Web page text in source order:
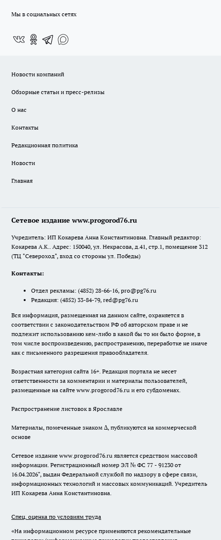
Мы в социальных сетях
Новости компаний
Обзорные статьи и пресс-релизы
О нас
Контакты
Редакционная политика
Новости
Главная
Сетевое издание www.progorod76.ru
Учредитель: ИП Кокарева Анна Константиновна. Главный редактор:
Кокарева А.К.. Адрес: 150040, ул. Некрасова, д.41, стр.1, помещение 312
(ТЦ "Североход", вход со стороны ул. Победы)
Контакты:
Отдел рекламы: (4852) 28-66-16, pro@pg76.ru
Редакция: (4852) 33-84-79, red@pg76.ru
Вся информация, размещенная на данном сайте, охраняется в
соответствии с законодательством РФ об авторском праве и не
подлежит использованию кем-либо в какой бы то ни было форме, в
том числе воспроизведению, распространению, переработке не иначе
как с письменного разрешения правообладателя.
Возрастная категория сайта 16+. Редакция портала не несет
ответственности за комментарии и материалы пользователей,
размещенные на сайте www.progorod76.ru и его субдоменах.
Распространение листовок в Ярославле
Материалы, помеченные знаком ∆, публикуются на коммерческой
основе
Сетевое издание www.progorod76.ru является средством массовой
информации. Регистрационный номер ЭЛ № ФС 77 - 91230 от
16.04.2026", выдан Федеральной службой по надзору в сфере связи,
информационных технологий и массовых коммуникаций. Учредитель
ИП Кокарева Анна Константиновна.
Спец. оценка по условиям труда
«На информационном ресурсе применяются рекомендательные